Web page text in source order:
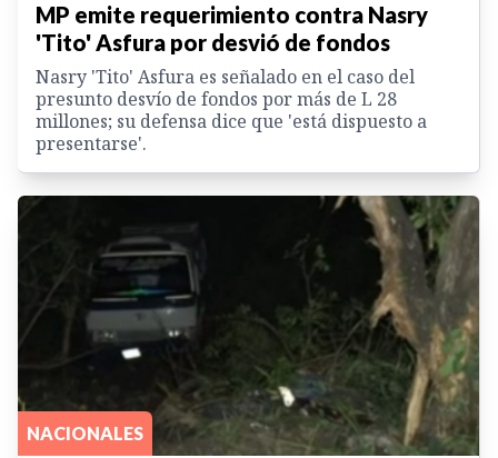
MP emite requerimiento contra Nasry
'Tito' Asfura por desvió de fondos
Nasry 'Tito' Asfura es señalado en el caso del
presunto desvío de fondos por más de L 28
millones; su defensa dice que 'está dispuesto a
presentarse'.
NACIONALES